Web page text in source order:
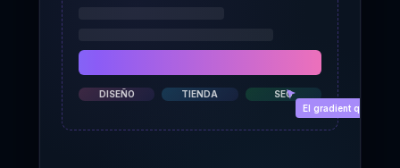
DISEÑO TIENDA
SEO
El gradient queda